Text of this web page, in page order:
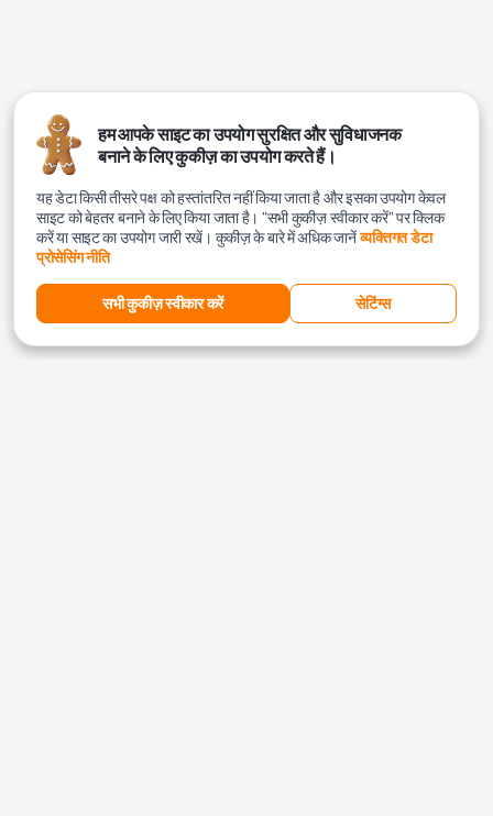
हम आपके साइट का उपयोग सुरक्षित और सुविधाजनक
बनाने के लिए कुकीज़ का उपयोग करते हैं।
यह डेटा किसी तीसरे पक्ष को हस्तांतरित नहीं किया जाता है और इसका उपयोग केवल
साइट को बेहतर बनाने के लिए किया जाता है। "सभी कुकीज़ स्वीकार करें" पर क्लिक
करें या साइट का उपयोग जारी रखें। कुकीज़ के बारे में अधिक जानेंव्यक्तिगत डेटा
प्रोसेसिंग नीति
सभी कुकीज़ स्वीकार करें सेटिंग्स